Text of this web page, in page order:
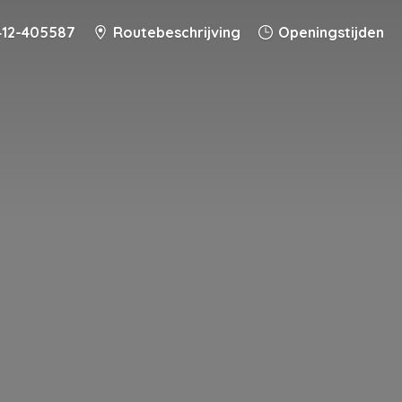
405587 Routebeschrijving Openingstijden